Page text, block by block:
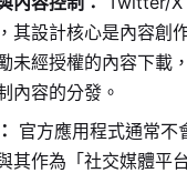
其設計核心是內容創
未經授權的內容下載
內容的分發。
官方應用程式通常不
其作為「社交媒體平